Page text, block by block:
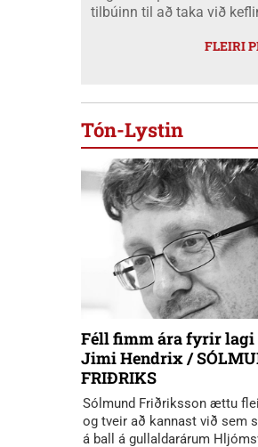
tilbúinn til að taka við
FLEIRI
Tón-Lystin
Féll fimm ára fyrir lagi
Jimi Hendrix /
FRIÐRIKS
Sólmund Friðriksson ættu
og tveir að kannast við sem
á ball á gullaldarárum